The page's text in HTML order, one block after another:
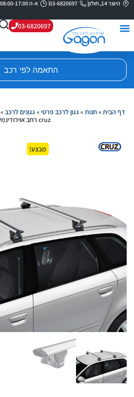
היוצר 14, חולון 03-6820697 א-ה 08:00-17:00
03-6820697
התאמה לפי רכב
דף הבית»חנות» גגון לרכב פרטי» גגונים לרכב»
cruz רחב אוירודינמי
מבצע!